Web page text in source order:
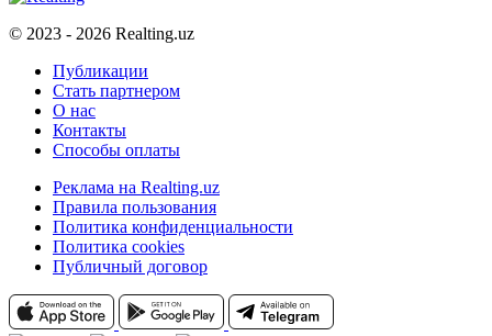
© 2023 - 2026 Realting.uz
Публикации
Стать партнером
О нас
Контакты
Способы оплаты
Реклама на Realting.uz
Правила пользования
Политика конфиденциальности
Политика cookies
Публичный договор